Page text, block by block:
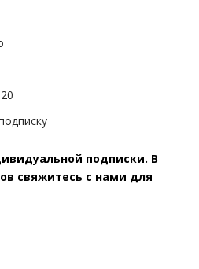
20
подписки. В
свяжитесь с нами для